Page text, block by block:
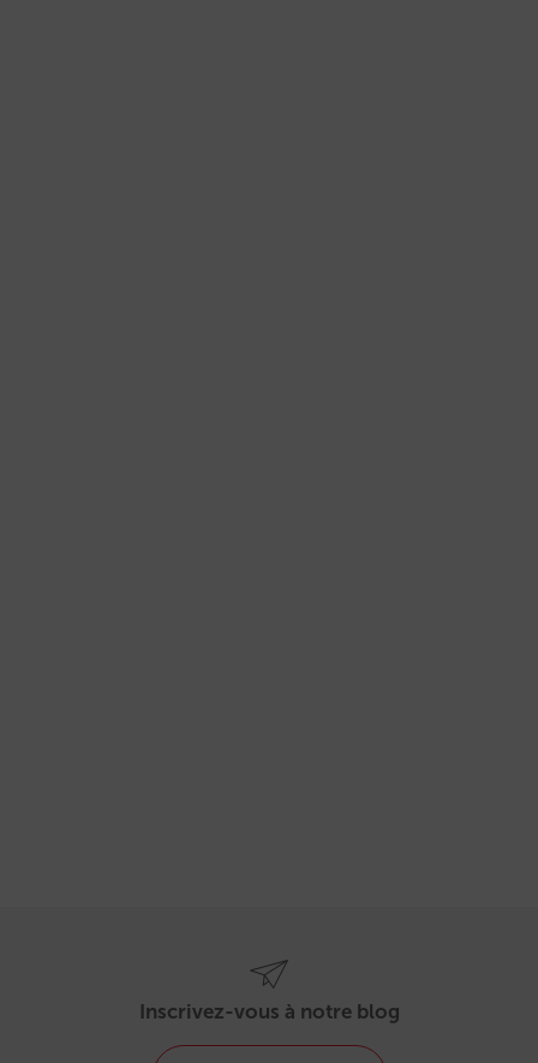
Inscrivez-vous à notre blog